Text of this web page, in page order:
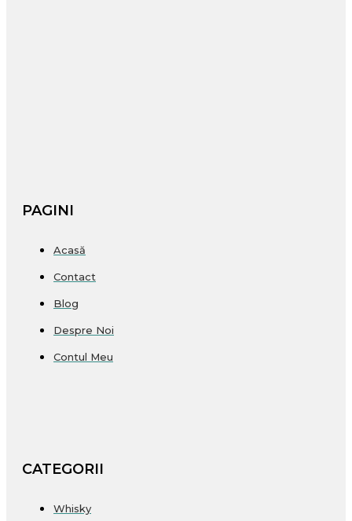
PAGINI
Acasă
Contact
Blog
Despre Noi
Contul Meu
CATEGORII
Whisky